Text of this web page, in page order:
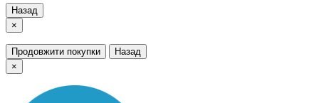
Назад
×
Продовжити покупки
Назад
×